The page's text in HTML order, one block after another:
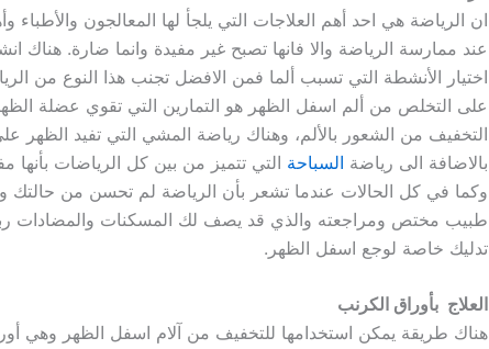
ان الرياضة هي احد أهم العلاجات التي يلجأ لها المعالجون
عند ممارسة الرياضة والا فانها تصبح غير مفيدة وانما ضارة. هناك
اختيار الأنشطة التي تسبب ألما فمن الافضل تجنب هذا النوع من
على التخلص من ألم اسفل الظهر هو التمارين التي تقوي عضلة
التخفيف من الشعور بالألم، وهناك رياضة المشي التي تفيد الظهر
بالاضافة الى رياضة السباحة التي تتميز من بين كل الرياضات
وكما في كل الحالات عندما تشعر بأن الرياضة لم تحسن من حالتك
طبيب مختص ومراجعته والذي قد يصف لك المسكنات والمضادات
تدليك خاصة لوجع اسفل الظهر.
العلاج بأوراق الكرنب
هناك طريقة يمكن استخدامها للتخفيف من آلام اسفل الظهر وهي